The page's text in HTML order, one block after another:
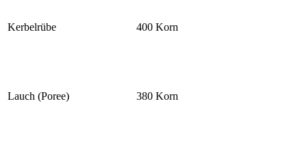
Kerbelrübe 400 Korn
Lauch (Poree) 380 Korn